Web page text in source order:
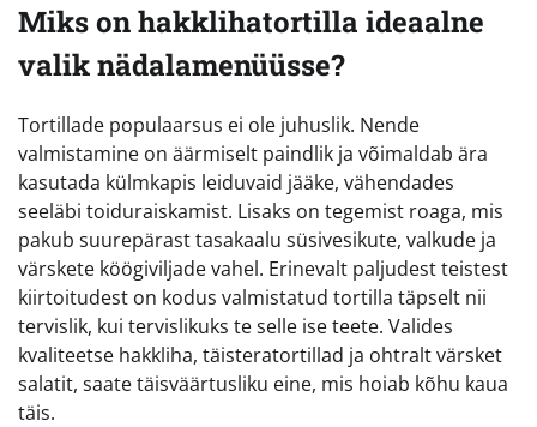
Miks on hakklihatortilla ideaalne
valik nädalamenüüsse?
Tortillade populaarsus ei ole juhuslik. Nende
valmistamine on äärmiselt paindlik ja võimaldab ära
kasutada külmkapis leiduvaid jääke, vähendades
seeläbi toiduraiskamist. Lisaks on tegemist roaga, mis
pakub suurepärast tasakaalu süsivesikute, valkude ja
värskete köögiviljade vahel. Erinevalt paljudest teistest
kiirtoitudest on kodus valmistatud tortilla täpselt nii
tervislik, kui tervislikuks te selle ise teete. Valides
kvaliteetse hakkliha, täisteratortillad ja ohtralt värsket
salatit, saate täisväärtusliku eine, mis hoiab kõhu kaua
täis.